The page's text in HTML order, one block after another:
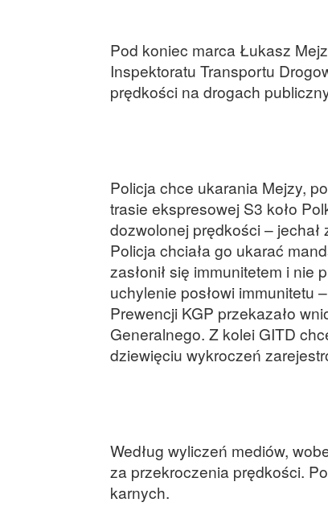
Pod koniec marca Łukasz
Inspektoratu Transportu
prędkości na drogach
Policja chce ukarania Mejzy,
trasie ekspresowej S3 koło
dozwolonej prędkości –
Policja chciała go ukarać
zasłonił się immunitetem i nie
uchylenie posłowi immunitetu
Prewencji KGP przekazało
Generalnego. Z kolei GITD
dziewięciu wykroczeń
Według wyliczeń mediów,
za przekroczenia prędkości.
karnych.